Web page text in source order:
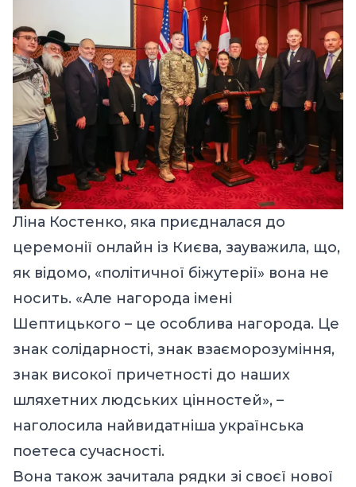
Ліна Костенко, яка приєдналася до
церемонії онлайн із Києва, зауважила, що,
як відомо, «політичної біжутерії» вона не
носить. «Але нагорода імені
Шептицького – це особлива нагорода. Це
знак солідарності, знак взаєморозуміння,
знак високої причетності до наших
шляхетних людських цінностей», –
наголосила найвидатніша українська
поетеса сучасності.
Вона також зачитала рядки зі своєї нової